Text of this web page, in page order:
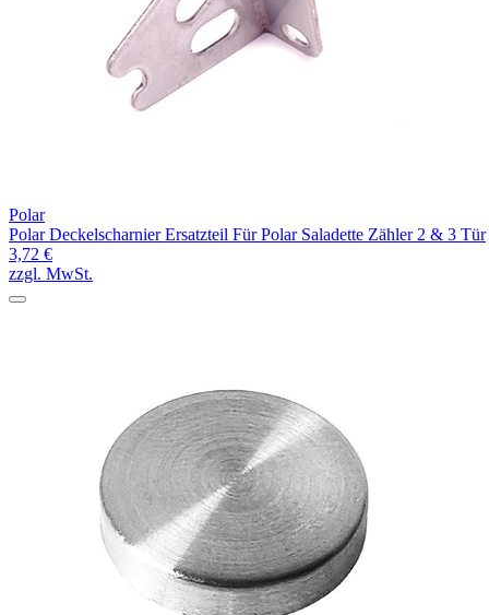
Polar
Polar Deckelscharnier Ersatzteil Für Polar Saladette Zähler 2 & 3 Tür
3,72 €
zzgl. MwSt.